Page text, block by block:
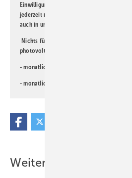
Einwilligung kann ich jederzeit widerrufen
jederzeit möglich. Informationen zum
auch in unserer
Nichts für Sie dabei? Dann lesen Sie doch
photovoltaik-Newsletter!
- monatlicher
- monatlicher
Weitere Inhalte